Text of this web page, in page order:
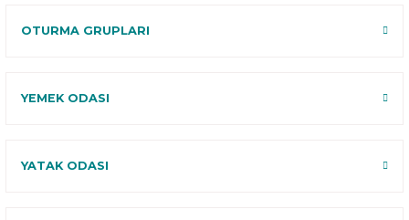
OTURMA GRUPLARI
YEMEK ODASI
YATAK ODASI